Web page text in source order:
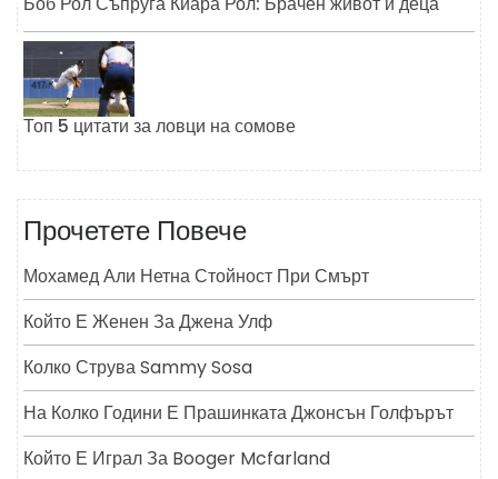
Топ 5 цитати за ловци на сомове
Прочетете Повече
Мохамед Али Нетна Стойност При Смърт
Който Е Женен За Джена Улф
Колко Струва Sammy Sosa
На Колко Години Е Прашинката Джонсън Голфърът
Който Е Играл За Booger Mcfarland